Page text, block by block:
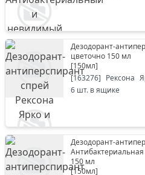
Дезодорант-
цветочно 150 мл
[150мл]
[163276] Рексона
6 шт. в ящике
Дезодорант-
150 мл
[150мл]